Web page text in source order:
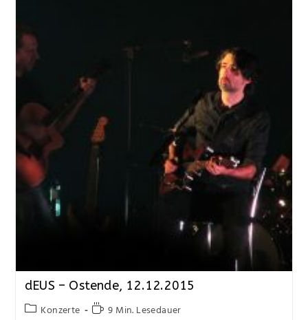
dEUS – Ostende, 12.12.2015
Konzerte 9 Min. Lesedauer